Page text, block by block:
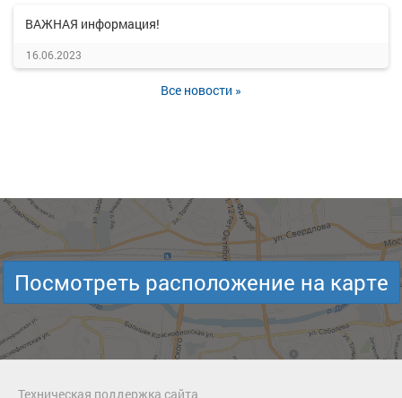
ВАЖНАЯ информация!
16.06.2023
Все новости »
Посмотреть расположение на карте
Техническая поддержка сайта